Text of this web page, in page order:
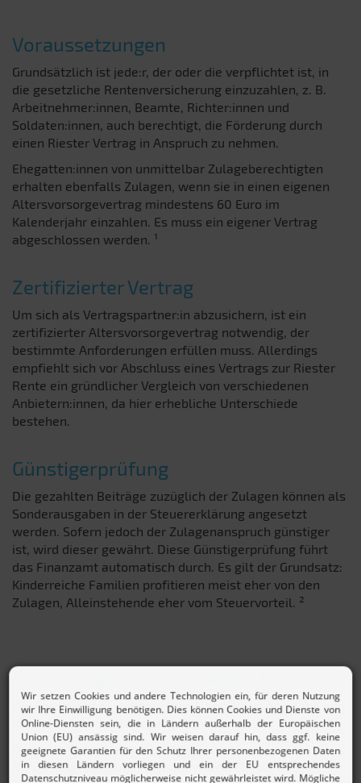
Voraussetzungen
Grundsätzlich ist jede:r, der oder die verpflichtet ist, in
die gesetzliche Rentenversicherung einzuzahlen, z. B.
Arbeitnehmer:innen, Beamte, Richter:innen und
Soldaten:innen, auch berechtigt, die Förderung durch
einen Riester Vertrag in Anspruch zu nehmen.
Ehegatten:innen von unmittelbar Zulageberechtigten
erhalten ebenfalls Zulagen, wenn sie in einen eigenen
Altersvorsorgevertrag mindestens 60 Euro im
Kalenderjahr einzahlen. Es muss ein eigener Vertrag
abgeschlossen werden. ¹
Zertifizierter Vertrag
Um sich als Vertragspartner:in abzusichern, ist ein
zertifizierter Altersvorsorgevertrag notwendig, der
bestimmte Anforderungen erfüllen muss. Allerdings
empfiehlt sich vor Abschluss eines Vertrags zur Riester
Rente ein gründlicher Vergleich von verschiedenen
Anbietern:innen, da hier erhebliche Unterschiede
bestehen.
Günstigerprüfung
Die gezahlten Beiträge zuzüglich der Zulagen können als
Sonderausgaben in der Steuererklärung angesetzt
werden. Sofern jedoch der Zulagenanspruch günstiger
ist, wird dieser gewährt. Diese Günstigerprüfung führt
das Finanzamt automatisch durch. Es gilt der Grundsatz:
Kinderreiche Familien profitieren meist eher von den
Zulagen, Alleinstehende eher vom Steuervorteil. ²
Die Förderung besteht aus der Altersvorsorgezulage und
dem möglichen Sonderausgabenabzug.
Der volle Betrag wird zugänglich, wenn der
Mindesteigenbeitrag geleistet wurde. Dieser beträgt